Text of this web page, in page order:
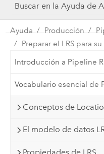
Ayuda Producción
Preparar el LRS para
Introducción a Pipeline
Vocabulario esencial de
Conceptos de
El modelo de datos